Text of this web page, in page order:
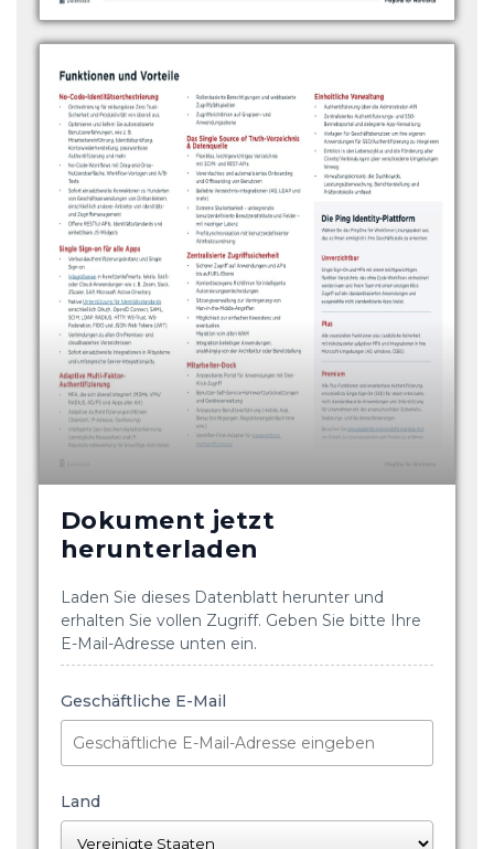
Dokument jetzt
herunterladen
Laden Sie dieses Datenblatt herunter und
erhalten Sie vollen Zugriff. Geben Sie bitte Ihre
E-Mail-Adresse unten ein.
Geschäftliche E-Mail
Land